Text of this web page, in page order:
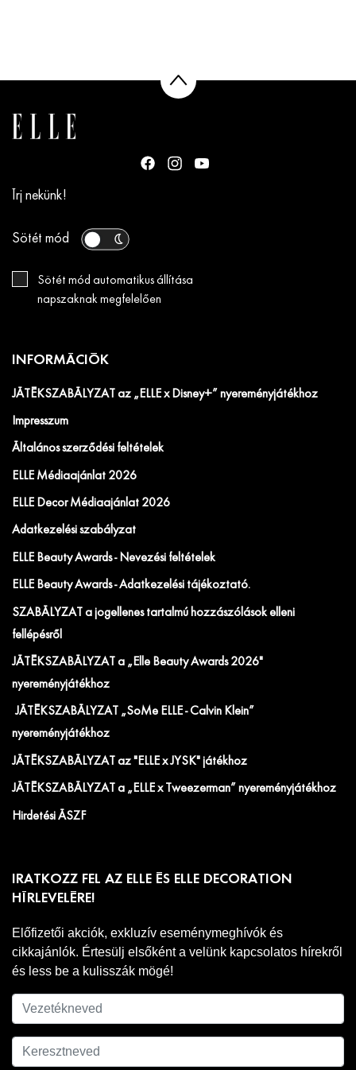
Írj nekünk!
Sötét mód
Sötét mód automatikus állítása
napszaknak megfelelően
INFORMÁCIÓK
JÁTÉKSZABÁLYZAT az „ELLE x Disney+” nyereményjátékhoz
Impresszum
Általános szerződési feltételek
ELLE Médiaajánlat 2026
ELLE Decor Médiaajánlat 2026
Adatkezelési szabályzat
ELLE Beauty Awards - Nevezési feltételek
ELLE Beauty Awards - Adatkezelési tájékoztató.
SZABÁLYZAT a jogellenes tartalmú hozzászólások elleni
fellépésről
JÁTÉKSZABÁLYZAT a „Elle Beauty Awards 2026"
nyereményjátékhoz
JÁTÉKSZABÁLYZAT „SoMe ELLE - Calvin Klein”
nyereményjátékhoz
JÁTÉKSZABÁLYZAT az "ELLE x JYSK" játékhoz
JÁTÉKSZABÁLYZAT a „ELLE x Tweezerman” nyereményjátékhoz
Hirdetési ÁSZF
IRATKOZZ FEL AZ ELLE ÉS ELLE DECORATION
HÍRLEVELÉRE!
Előfizetői akciók, exkluzív eseménymeghívók és
cikkajánlók. Értesülj elsőként a velünk kapcsolatos hírekről
és less be a kulisszák mögé!